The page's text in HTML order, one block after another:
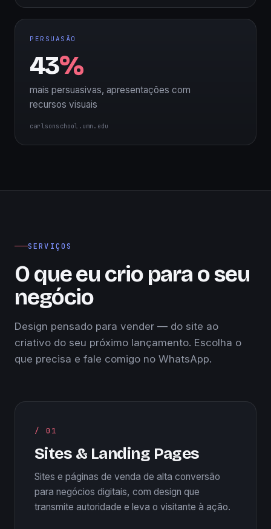
PERSUASÃO
43%
mais persuasivas, apresentações com
recursos visuais
carlsonschool.umn.edu
SERVIÇOS
O que eu crio para o seu
negócio
Design pensado para vender — do site ao
criativo do seu próximo lançamento. Escolha o
que precisa e fale comigo no WhatsApp.
/ 01
Sites & Landing Pages
Sites e páginas de venda de alta conversão
para negócios digitais, com design que
transmite autoridade e leva o visitante à ação.